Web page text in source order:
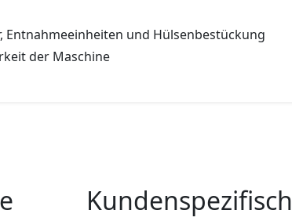
und Hülsenbestückung
der Maschine
Kundenspezifisch